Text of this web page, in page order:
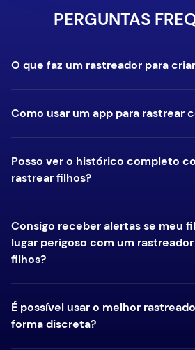
PERGUNTAS
O que faz um rastreador para
Como usar um app para rastrear
Posso ver o histórico completo
rastrear filhos?
Consigo receber alertas se meu
lugar perigoso com um
filhos?
É possível usar o melhor
forma discreta?